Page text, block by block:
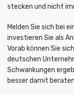
stecken und nicht
Melden Sie sich bei
investieren Sie als
Vorab können Sie
deutschen
Schwankungen
besser damit